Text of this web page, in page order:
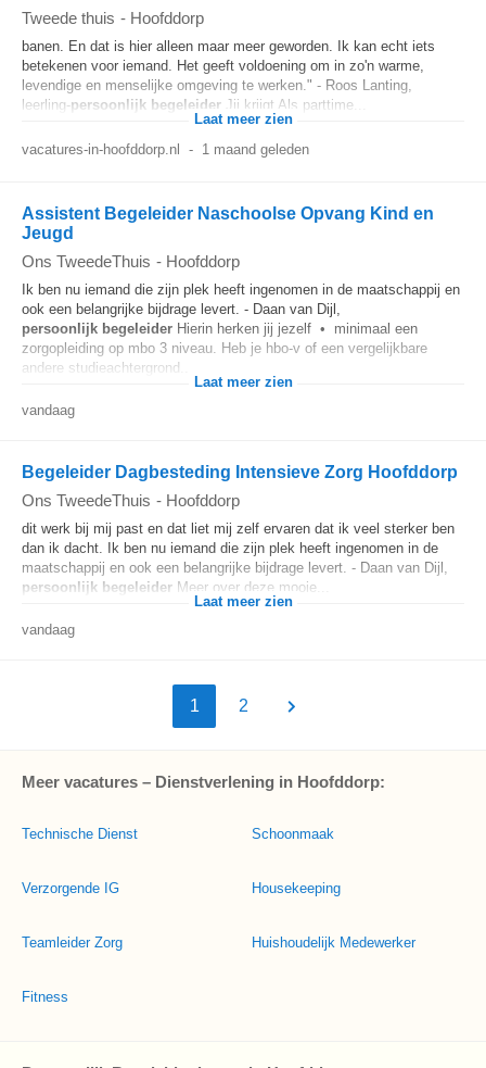
Tweede thuis - Hoofddorp
banen. En dat is hier alleen maar meer geworden. Ik kan echt iets
betekenen voor iemand. Het geeft voldoening om in zo'n warme,
levendige en menselijke omgeving te werken." - Roos Lanting,
leerling-persoonlijk begeleider Jij krijgt Als parttime...
Laat meer zien
vacatures-in-hoofddorp.nl - 1 maand geleden
Assistent Begeleider Naschoolse Opvang Kind en
Jeugd
Ons TweedeThuis - Hoofddorp
Ik ben nu iemand die zijn plek heeft ingenomen in de maatschappij en
ook een belangrijke bijdrage levert. - Daan van Dijl,
persoonlijk begeleider Hierin herken jij jezelf • minimaal een
zorgopleiding op mbo 3 niveau. Heb je hbo-v of een vergelijkbare
andere studieachtergrond...
Laat meer zien
vandaag
Begeleider Dagbesteding Intensieve Zorg Hoofddorp
Ons TweedeThuis - Hoofddorp
dit werk bij mij past en dat liet mij zelf ervaren dat ik veel sterker ben
dan ik dacht. Ik ben nu iemand die zijn plek heeft ingenomen in de
maatschappij en ook een belangrijke bijdrage levert. - Daan van Dijl,
persoonlijk begeleider Meer over deze mooie...
Laat meer zien
vandaag
1 2
Meer vacatures – Dienstverlening in Hoofddorp:
Technische Dienst
Verzorgende IG
Teamleider Zorg
Fitness
Schoonmaak
Housekeeping
Huishoudelijk Medewerker